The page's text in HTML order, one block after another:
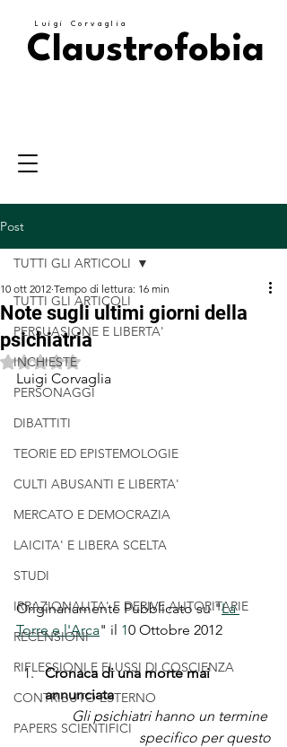
Luigi Corvaglia
Claustrofobia
Post
TUTTI GLI ARTICOLI
PERSUASIONE E LIBERTA'
INCHIESTE
PERSONAGGI
DIBATTITI
TEORIE ED EPISTEMOLOGIE
CULTI ABUSANTI E LIBERTA'
MERCATO E DEMOCRAZIA
LAICITA' E LIBERA SCELTA
STUDI
IRRAZIONALITA' E DERIVE AUTORITARIE
RECENSIONI
RIFLESSIONI E FLUSSI DI COSCIENZA
CONTRIBUTO ESTERNO
PAPERS SCIENTIFICI
TUTTI GLI ARTICOLI
Note sugli ultimi giorni della
psichiatria
10 ott 2012 Tempo di lettura: 16 min
Valutazione NaN stelle su 5.
Luigi Corvaglia
Originariamente Pubblicato su "La
Torre e l'Arca" il 10 Ottobre 2012
Cronaca di una morte mai
annunciata
Gli psichiatri hanno un termine
specifico per questo